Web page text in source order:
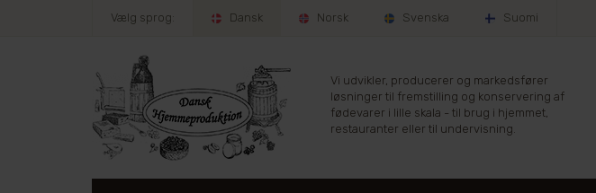
Vælg sprog: Dansk Norsk Svenska Suomi
Vi udvikler, producerer og markedsfører
løsninger til fremstilling og konservering af
fødevarer i lille skala - til brug i hjemmet,
restauranter eller til undervisning.